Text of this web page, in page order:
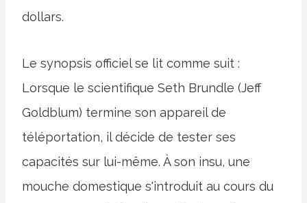
dollars.
Le synopsis officiel se lit comme suit :
Lorsque le scientifique Seth Brundle (Jeff
Goldblum) termine son appareil de
téléportation, il décide de tester ses
capacités sur lui-même. À son insu, une
mouche domestique s'introduit au cours du